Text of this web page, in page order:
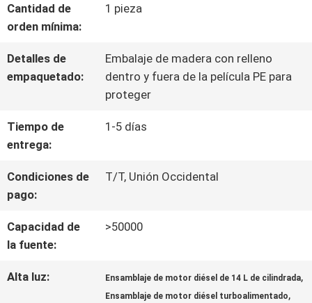
CONTROL
DE
CONTÁCTENOS
NOTICIAS
Cantidad de
orden mínima:
1 pieza
Detalles de
empaquetado:
Embalaje de madera con relleno
dentro y fuera de la película PE para
proteger
Tiempo de
entrega:
1-5 días
Condiciones de
pago:
T/T, Unión Occidental
Capacidad de
la fuente:
>50000
Alta luz: Ensamblaje de motor diésel de 14 L de cilindrada,
Ensamblaje de motor diésel turboalimentado,